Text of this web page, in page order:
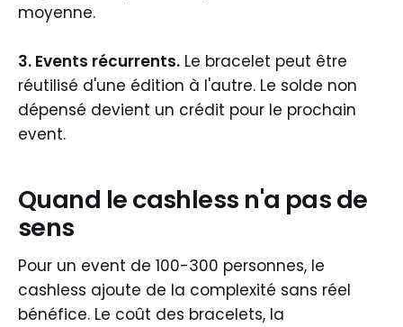
moyenne.
3. Events récurrents. Le bracelet peut être
réutilisé d'une édition à l'autre. Le solde non
dépensé devient un crédit pour le prochain
event.
Quand le cashless n'a pas de
sens
Pour un event de 100-300 personnes, le
cashless ajoute de la complexité sans réel
bénéfice. Le coût des bracelets, la